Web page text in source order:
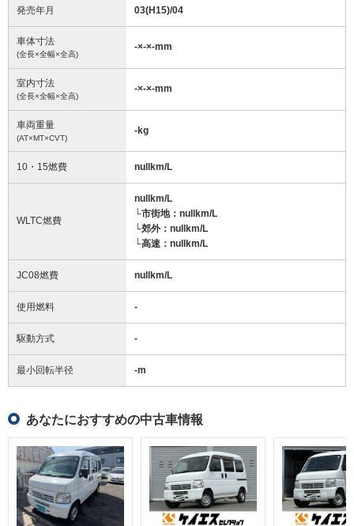
発売年月 03(H15)/04
車体寸法
(全長×全幅×全高)
-×-×-mm
室内寸法
(全長×全幅×全高)
-×-×-mm
車両重量
(AT×MT×CVT)
-kg
10・15燃費 nullkm/L
WLTC燃費
nullkm/L
└市街地：nullkm/L
└郊外：nullkm/L
└高速：nullkm/L
JC08燃費 nullkm/L
使用燃料 -
駆動方式 -
最小回転半径 -m
あなたにおすすめの中古車情報